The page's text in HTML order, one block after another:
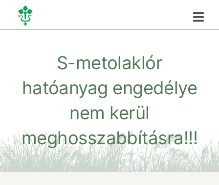
Kihagyás
Kamaráról
Szükséghelyzeti
S-metolaklór
hatóanyag engedélye
nem kerül
meghosszabbításra!!!